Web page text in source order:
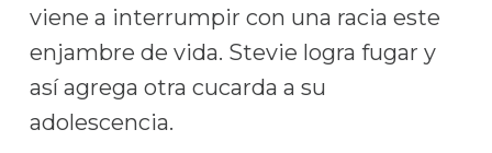
viene a interrumpir con una racia este
enjambre de vida. Stevie logra fugar y
así agrega otra cucarda a su
adolescencia.